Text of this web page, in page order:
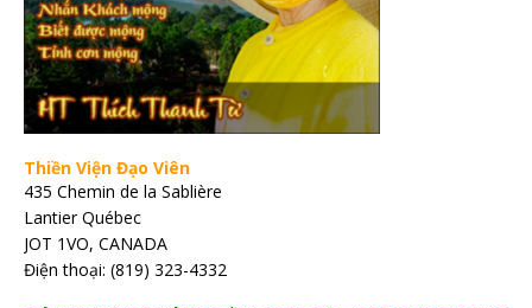
Thiền Viện Đạo Viên
435 Chemin de la Sablière
Lantier Québec
JOT 1VO, CANADA
Điện thoại: (819) 323-4332